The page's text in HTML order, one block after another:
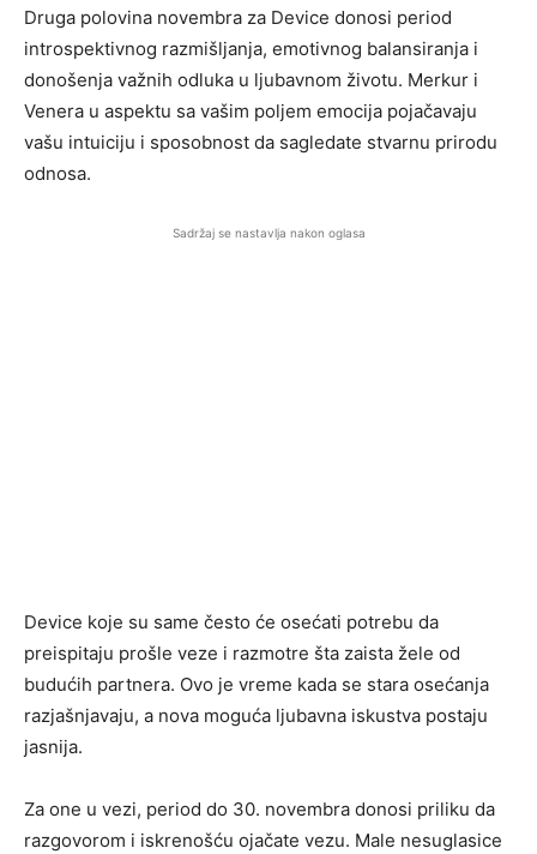
Druga polovina novembra za Device donosi period
introspektivnog razmišljanja, emotivnog balansiranja i
donošenja važnih odluka u ljubavnom životu. Merkur i
Venera u aspektu sa vašim poljem emocija pojačavaju
vašu intuiciju i sposobnost da sagledate stvarnu prirodu
odnosa.
Sadržaj se nastavlja nakon oglasa
Device koje su same često će osećati potrebu da
preispitaju prošle veze i razmotre šta zaista žele od
budućih partnera. Ovo je vreme kada se stara osećanja
razjašnjavaju, a nova moguća ljubavna iskustva postaju
jasnija.
Za one u vezi, period do 30. novembra donosi priliku da
razgovorom i iskrenošću ojačate vezu. Male nesuglasice